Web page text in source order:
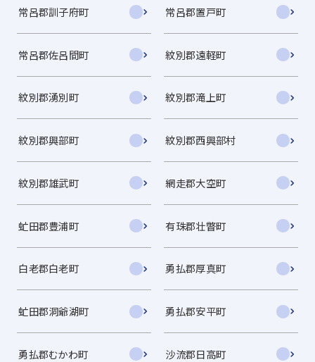
常呂郡訓子府町 常呂郡置戸町
常呂郡佐呂間町 紋別郡遠軽町
紋別郡湧別町 紋別郡滝上町
紋別郡興部町 紋別郡西興部村
紋別郡雄武町 網走郡大空町
虻田郡豊浦町 有珠郡壮瞥町
白老郡白老町 勇払郡厚真町
虻田郡洞爺湖町 勇払郡安平町
勇払郡むかわ町 沙流郡日高町